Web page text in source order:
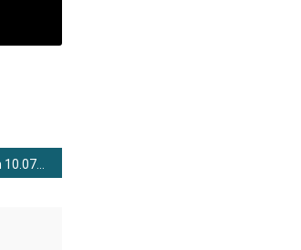
Lokal kompakt vom 10.07.2026